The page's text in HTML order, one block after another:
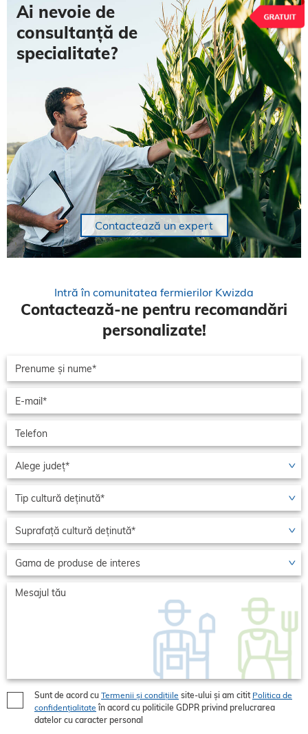
Ai nevoie de
consultanță de
specialitate?
Contactează un expert
Intră în comunitatea fermierilor Kwizda
Contactează-ne pentru recomandări
personalizate!
Sunt de acord cu Termenii și condițiile site-ului și am citit Politica de
confidențialitate în acord cu politicile GDPR privind prelucrarea
datelor cu caracter personal